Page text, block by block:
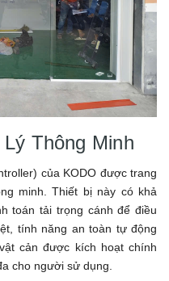
Thông Minh
của KODO được trang
minh. Thiết bị này có khả
toán tải trọng cánh để điều
tính năng an toàn tự động
cản được kích hoạt chính
cho người sử dụng.